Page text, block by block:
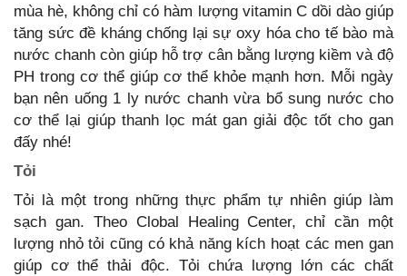
mùa hè, không chỉ có hàm lượng vitamin C dồi dào giúp
tăng sức đề kháng chống lại sự oxy hóa cho tế bào mà
nước chanh còn giúp hỗ trợ cân bằng lượng kiềm và độ
PH trong cơ thể giúp cơ thể khỏe mạnh hơn. Mỗi ngày
bạn nên uống 1 ly nước chanh vừa bổ sung nước cho
cơ thể lại giúp thanh lọc mát gan giải độc tốt cho gan
đấy nhé!
Tỏi
Tỏi là một trong những thực phẩm tự nhiên giúp làm
sạch gan. Theo Clobal Healing Center, chỉ cần một
lượng nhỏ tỏi cũng có khả năng kích hoạt các men gan
giúp cơ thể thải độc. Tỏi chứa lượng lớn các chất